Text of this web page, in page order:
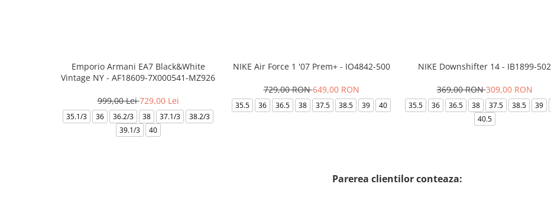
Emporio Armani EA7 Black&White
Vintage NY - AF18609-7X000541-MZ926
999,00 Lei729,00 Lei
35.1/3 36 36.2/3 38 37.1/3
38.2/3
39.1/3
40
NIKE Air Force 1 '07 Prem+ - IO4842-500
729,00 RON649,00 RON
35.5 36 36.5 38 37.5 38.5 39 40
NIKE Downshifter 14 - IB1899-502
369,00 RON309,00 RON
35.5 36 36.5 38 37.5 38.5 39
40.5
Parerea clientilor conteaza: